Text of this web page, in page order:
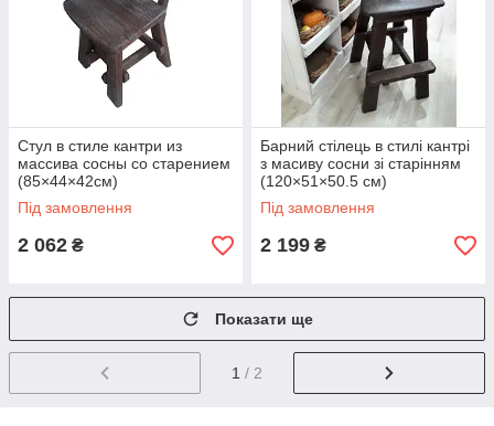
Стул в стиле кантри из
массива сосны со старением
(85×44×42см)
Під замовлення
2 062 ₴
Барний стілець в стилі кантрі
з масиву сосни зі старінням
(120×51×50.5 см)
Під замовлення
2 199 ₴
Показати ще
1 / 2